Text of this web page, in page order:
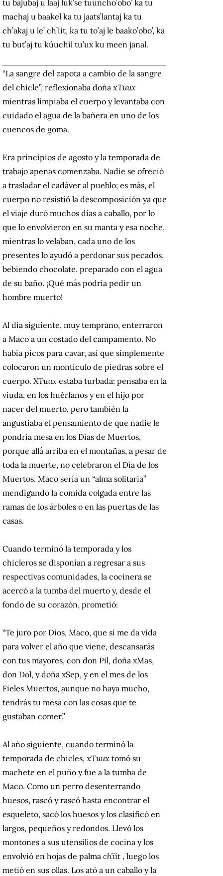
tu bajubaj u láaj luk’se tuuncho’obo’ ka tu
machaj u baakel ka tu jaats’lantaj ka tu
ch’akaj u le’ ch’iit, ka tu to’aj le baako’obo’, ka
tu but’aj tu kúuchil tu’ux ku meen janal.
“La sangre del zapota a cambio de la sangre
del chicle”, reflexionaba doña xTuux
mientras limpiaba el cuerpo y levantaba con
cuidado el agua de la bañera en uno de los
cuencos de goma.
Era principios de agosto y la temporada de
trabajo apenas comenzaba. Nadie se ofreció
a trasladar el cadáver al pueblo; es más, el
cuerpo no resistió la descomposición ya que
el viaje duró muchos días a caballo, por lo
que lo envolvieron en su manta y esa noche,
mientras lo velaban, cada uno de los
presentes lo ayudó a perdonar sus pecados,
bebiendo chocolate. preparado con el agua
de su baño. ¡Qué más podría pedir un
hombre muerto!
Al día siguiente, muy temprano, enterraron
a Maco a un costado del campamento. No
había picos para cavar, así que simplemente
colocaron un montículo de piedras sobre el
cuerpo. XTuux estaba turbada: pensaba en la
viuda, en los huérfanos y en el hijo por
nacer del muerto, pero también la
angustiaba el pensamiento de que nadie le
pondría mesa en los Días de Muertos,
porque allá arriba en el montañas, a pesar de
toda la muerte, no celebraron el Día de los
Muertos. Maco sería un “alma solitaria”
mendigando la comida colgada entre las
ramas de los árboles o en las puertas de las
casas.
Cuando terminó la temporada y los
chicleros se disponían a regresar a sus
respectivas comunidades, la cocinera se
acercó a la tumba del muerto y, desde el
fondo de su corazón, prometió:
“Te juro por Dios, Maco, que si me da vida
para volver el año que viene, descansarás
con tus mayores, con don Pil, doña xMas,
don Dol, y doña xSep, y en el mes de los
Fieles Muertos, aunque no haya mucho,
tendrás tu mesa con las cosas que te
gustaban comer.”
Al año siguiente, cuando terminó la
temporada de chicles, xTuux tomó su
machete en el puño y fue a la tumba de
Maco. Como un perro desenterrando
huesos, rascó y rascó hasta encontrar el
esqueleto, sacó los huesos y los clasificó en
largos, pequeños y redondos. Llevó los
montones a sus utensilios de cocina y los
envolvió en hojas de palma ch’iit , luego los
metió en sus ollas. Los ató a un caballo y la